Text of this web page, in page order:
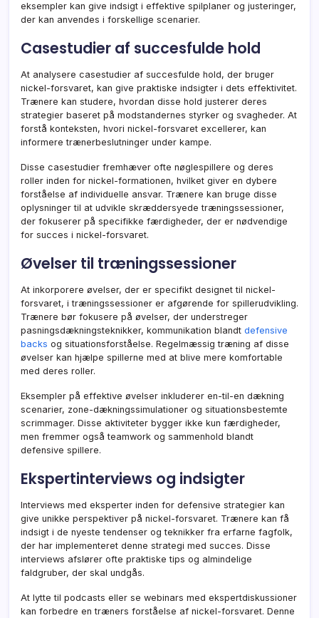
eksempler kan give indsigt i effektive spilplaner og justeringer,
der kan anvendes i forskellige scenarier.
Casestudier af succesfulde hold
At analysere casestudier af succesfulde hold, der bruger
nickel-forsvaret, kan give praktiske indsigter i dets effektivitet.
Trænere kan studere, hvordan disse hold justerer deres
strategier baseret på modstandernes styrker og svagheder. At
forstå konteksten, hvori nickel-forsvaret excellerer, kan
informere trænerbeslutninger under kampe.
Disse casestudier fremhæver ofte nøglespillere og deres
roller inden for nickel-formationen, hvilket giver en dybere
forståelse af individuelle ansvar. Trænere kan bruge disse
oplysninger til at udvikle skræddersyede træningssessioner,
der fokuserer på specifikke færdigheder, der er nødvendige
for succes i nickel-forsvaret.
Øvelser til træningssessioner
At inkorporere øvelser, der er specifikt designet til nickel-
forsvaret, i træningssessioner er afgørende for spillerudvikling.
Trænere bør fokusere på øvelser, der understreger
pasningsdækningsteknikker, kommunikation blandt defensive
backs og situationsforståelse. Regelmæssig træning af disse
øvelser kan hjælpe spillerne med at blive mere komfortable
med deres roller.
Eksempler på effektive øvelser inkluderer en-til-en dækning
scenarier, zone-dækningssimulationer og situationsbestemte
scrimmager. Disse aktiviteter bygger ikke kun færdigheder,
men fremmer også teamwork og sammenhold blandt
defensive spillere.
Ekspertinterviews og indsigter
Interviews med eksperter inden for defensive strategier kan
give unikke perspektiver på nickel-forsvaret. Trænere kan få
indsigt i de nyeste tendenser og teknikker fra erfarne fagfolk,
der har implementeret denne strategi med succes. Disse
interviews afslører ofte praktiske tips og almindelige
faldgruber, der skal undgås.
At lytte til podcasts eller se webinars med ekspertdiskussioner
kan forbedre en træners forståelse af nickel-forsvaret. Denne